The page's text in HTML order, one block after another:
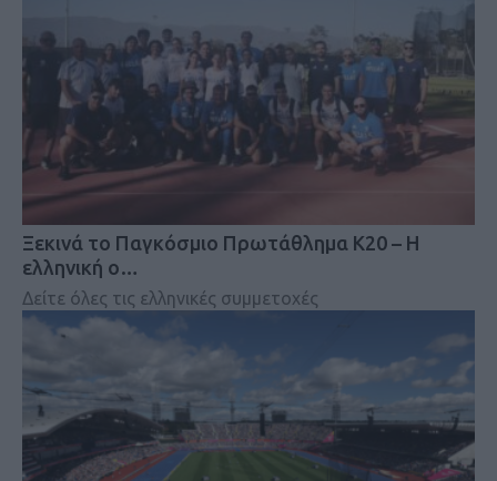
Ξεκινά το Παγκόσμιο Πρωτάθλημα Κ20 – Η
ελληνική ο…
Δείτε όλες τις ελληνικές συμμετοχές